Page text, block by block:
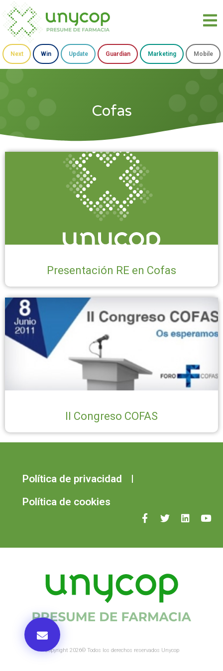
Next Win Update Guardian Marketing Mobile
Cofas
Presentación RE en Cofas
II Congreso COFAS
Política de privacidad
Política de cookies
Copyright 2026© Todos los derechos reservados Unycop